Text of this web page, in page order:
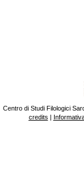
Centro di Studi Filologici
credits |